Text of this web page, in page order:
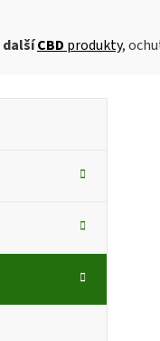
dalšíCBD produkty,